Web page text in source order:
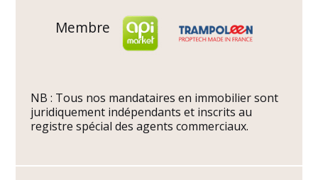
Membre
NB : Tous nos mandataires en immobilier sont
juridiquement indépendants et inscrits au
registre spécial des agents commerciaux.